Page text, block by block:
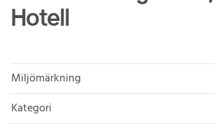
Hotell
Miljömärkning
Kategori